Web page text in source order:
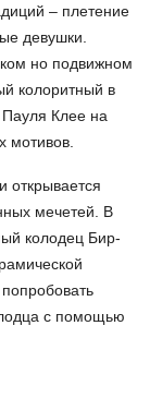
– плетение
девушки.
но подвижном
колоритный в
Клее на
мотивов.
открывается
мечетей. В
колодец Бир-
с помощью